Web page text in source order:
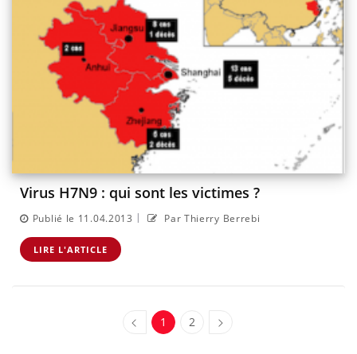
Virus H7N9 : qui sont les victimes ?
Publié le 11.04.2013 | Par Thierry Berrebi
LIRE L'ARTICLE
1 2